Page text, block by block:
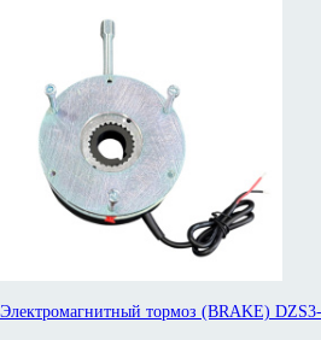
Электромагнитный тормоз (BRAKE)